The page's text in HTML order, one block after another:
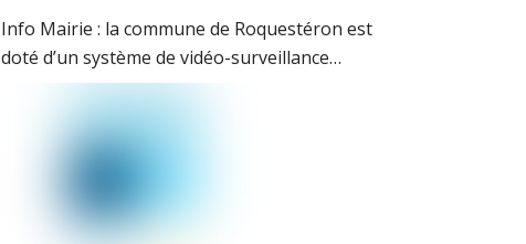
Info Mairie : la commune de Roquestéron est
doté d’un système de vidéo-surveillance
conforme avec les préconisations de la CNIL.